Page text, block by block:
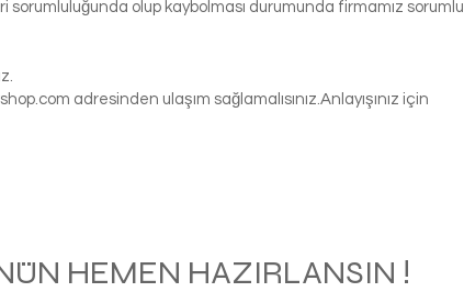
olup kaybolması durumunda firmamız sorumlu
adresinden ulaşım sağlamalısınız.Anlayışınız için
HEMEN HAZIRLANSIN !